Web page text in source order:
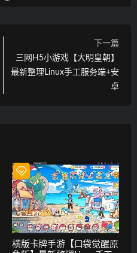
下一篇
三网H5小游戏【大明皇朝】
最新整理Linux手工服务端+安
卓
横版卡牌手游【口袋觉醒原